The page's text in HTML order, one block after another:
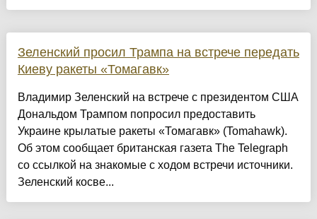
Зеленский просил Трампа на встрече передать
Киеву ракеты «Томагавк»
Владимир Зеленский на встрече с президентом США
Дональдом Трампом попросил предоставить
Украине крылатые ракеты «Томагавк» (Tomahawk).
Об этом сообщает британская газета The Telegraph
со ссылкой на знакомые с ходом встречи источники.
Зеленский косве...